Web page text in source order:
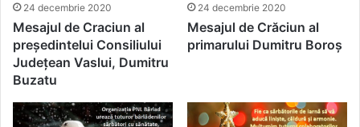
24 decembrie 2020
Mesajul de Craciun al
președintelui Consiliului
Județean Vaslui, Dumitru
Buzatu
24 decembrie 2020
Mesajul de Crăciun al
primarului Dumitru Boroș